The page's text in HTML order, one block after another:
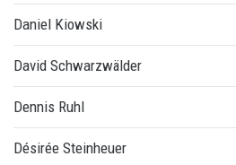
Daniel Kiowski
David Schwarzwälder
Dennis Ruhl
Désirée Steinheuer